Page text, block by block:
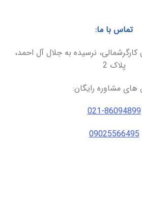
تماس با ما:
کارگرشمالی، نرسیده به جلال آل احمد،
پلاک 2
های مشاوره رایگان:
021-86094899
09025566495